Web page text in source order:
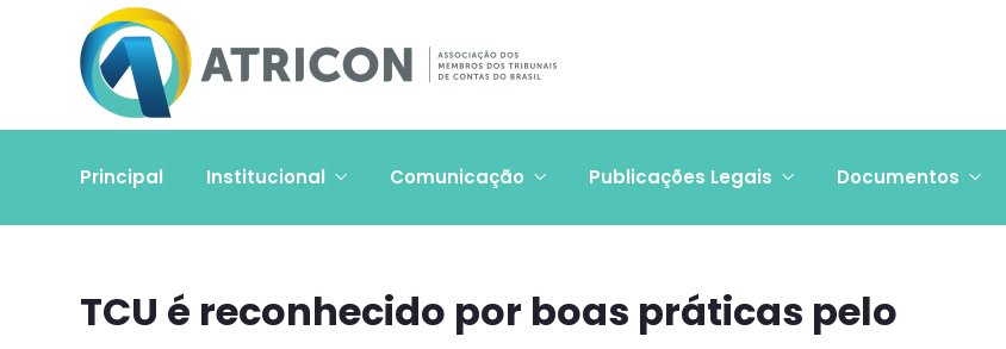
Principal Institucional Comunicação Publicações Legais Documentos
TCU é reconhecido por boas práticas pelo